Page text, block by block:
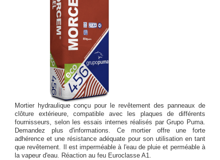
Mortier hydraulique conçu pour le revêtement des panneaux de
clôture extérieure, compatible avec les plaques de différents
fournisseurs, selon les essais internes réalisés par Grupo Puma.
Demandez plus d'informations. Ce mortier offre une forte
adhérence et une résistance adéquate pour son utilisation en tant
que revêtement. Il est imperméable à l'eau de pluie et perméable à
la vapeur d'eau. Réaction au feu Euroclasse A1.